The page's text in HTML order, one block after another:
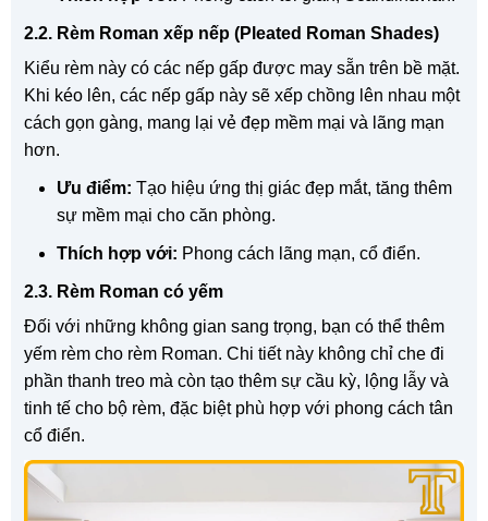
2.2. Rèm Roman xếp nếp (Pleated Roman Shades)
Kiểu rèm này có các nếp gấp được may sẵn trên bề mặt.
Khi kéo lên, các nếp gấp này sẽ xếp chồng lên nhau một
cách gọn gàng, mang lại vẻ đẹp mềm mại và lãng mạn
hơn.
Ưu điểm: Tạo hiệu ứng thị giác đẹp mắt, tăng thêm
sự mềm mại cho căn phòng.
Thích hợp với: Phong cách lãng mạn, cổ điển.
2.3. Rèm Roman có yếm
Đối với những không gian sang trọng, bạn có thể thêm
yếm rèm cho rèm Roman. Chi tiết này không chỉ che đi
phần thanh treo mà còn tạo thêm sự cầu kỳ, lộng lẫy và
tinh tế cho bộ rèm, đặc biệt phù hợp với phong cách tân
cổ điển.